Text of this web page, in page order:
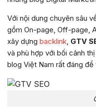
Với nội dung chuyên sâu
gồm On-page, Off-page,
xây dựng backlink, GTV
và phù hợp với bối cảnh
blog Việt Nam rất đáng để